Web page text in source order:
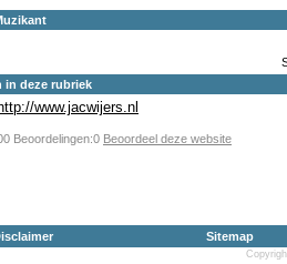
in deze rubriek
http://www.jacwijers.nl
Beoordelingen:0 Beoordeel deze website
Sitemap